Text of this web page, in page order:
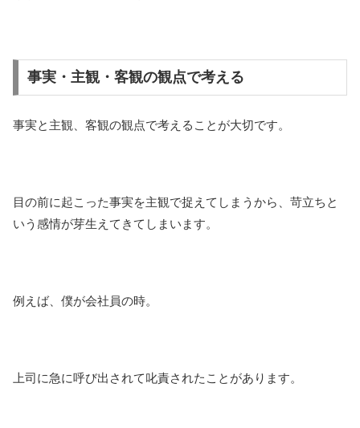
事実・主観・客観の観点で考える
事実と主観、客観の観点で考えることが大切です。
目の前に起こった事実を主観で捉えてしまうから、苛立ちと
いう感情が芽生えてきてしまいます。
例えば、僕が会社員の時。
上司に急に呼び出されて叱責されたことがあります。